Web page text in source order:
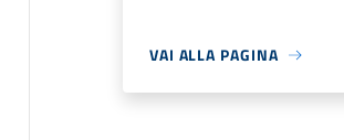
VAI ALLA PAGINA